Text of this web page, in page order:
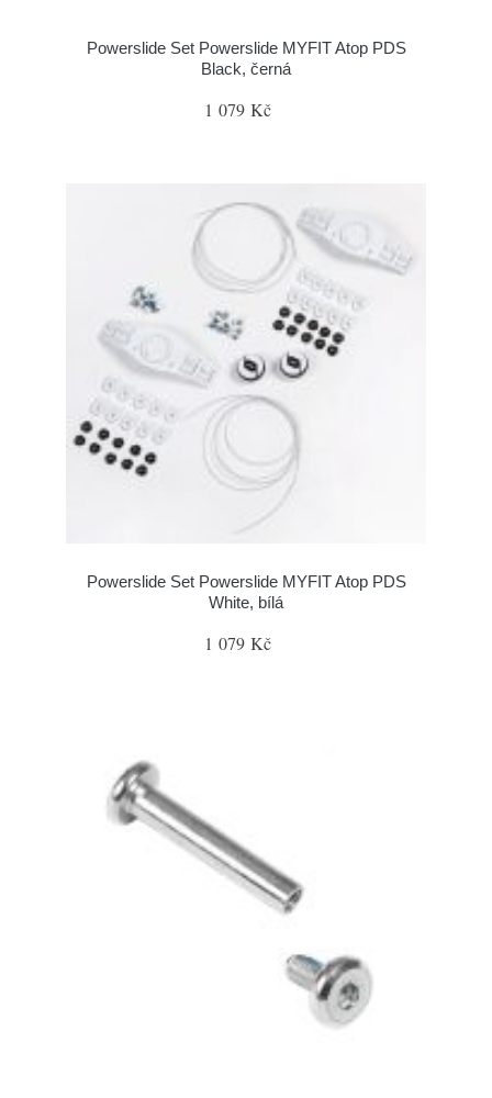
Powerslide Set Powerslide MYFIT Atop PDS
Black, černá
1 079 Kč
Powerslide Set Powerslide MYFIT Atop PDS
White, bílá
1 079 Kč